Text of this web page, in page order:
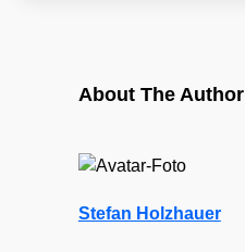
About The Author
Stefan Holzhauer